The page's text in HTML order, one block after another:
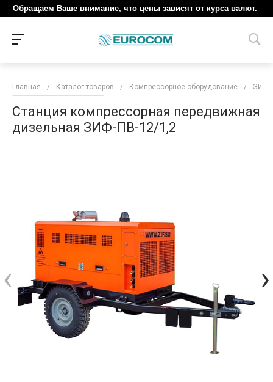
Обращаем Ваше внимание, что цены зависят от курса валют.
Главная / Каталог товаров / Компрессорное оборудование / ЗИФ
Станция компрессорная передвижная
дизельная ЗИФ-ПВ-12/1,2
‹ ›